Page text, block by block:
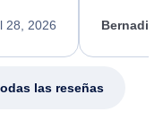
28, 2026
my issue.
las reseñas